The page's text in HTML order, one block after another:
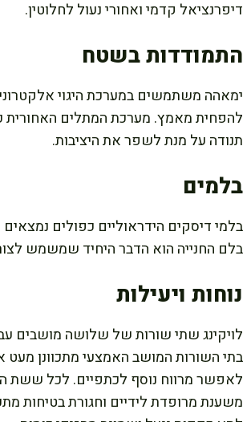
דיפרנציאל קדמי ואחורי נעול לחלוטין.
התמודדות בשטח
ימאהה משתמשים במערכת היגוי
להפחית מאמץ. מערכת המתלים האחורית
תנודה על מנת לשפר את היציבות.
בלמים
בלמי דיסקים הידראוליים כפולים
בלם החנייה הוא הדבר היחיד שמשמש
נוחות ויעילות
לויקינג שתי שורות של שלושה מושבים
בתי השורות המושב האמצעי מתכוונן מעט
לאפשר מרווח נוסף לכתפיים. לכל ששת
משענת מרופדת לידיים וחגורת בטיחות